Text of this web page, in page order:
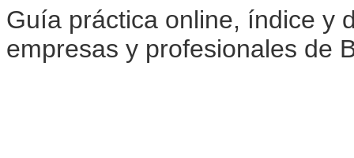
Guía práctica online, índice y
empresas y profesionales de